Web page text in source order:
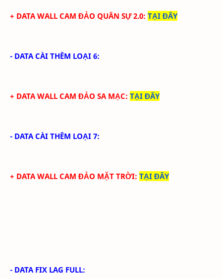
+ DATA WALL CAM ĐẢO QUÂN SỰ 2.0: TẠI ĐÂY
- DATA CÀI THÊM LOẠI 6:
+ DATA WALL CAM ĐẢO SA MẠC: TẠI ĐÂY
- DATA CÀI THÊM LOẠI 7:
+ DATA WALL CAM ĐẢO MẶT TRỜI: TẠI ĐÂY
- DATA FIX LAG FULL: